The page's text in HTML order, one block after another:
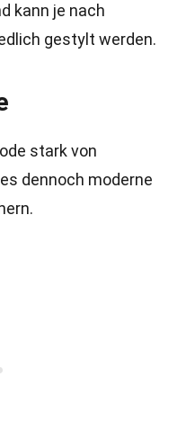
kann je nach
gestylt werden.
stark von
dennoch moderne